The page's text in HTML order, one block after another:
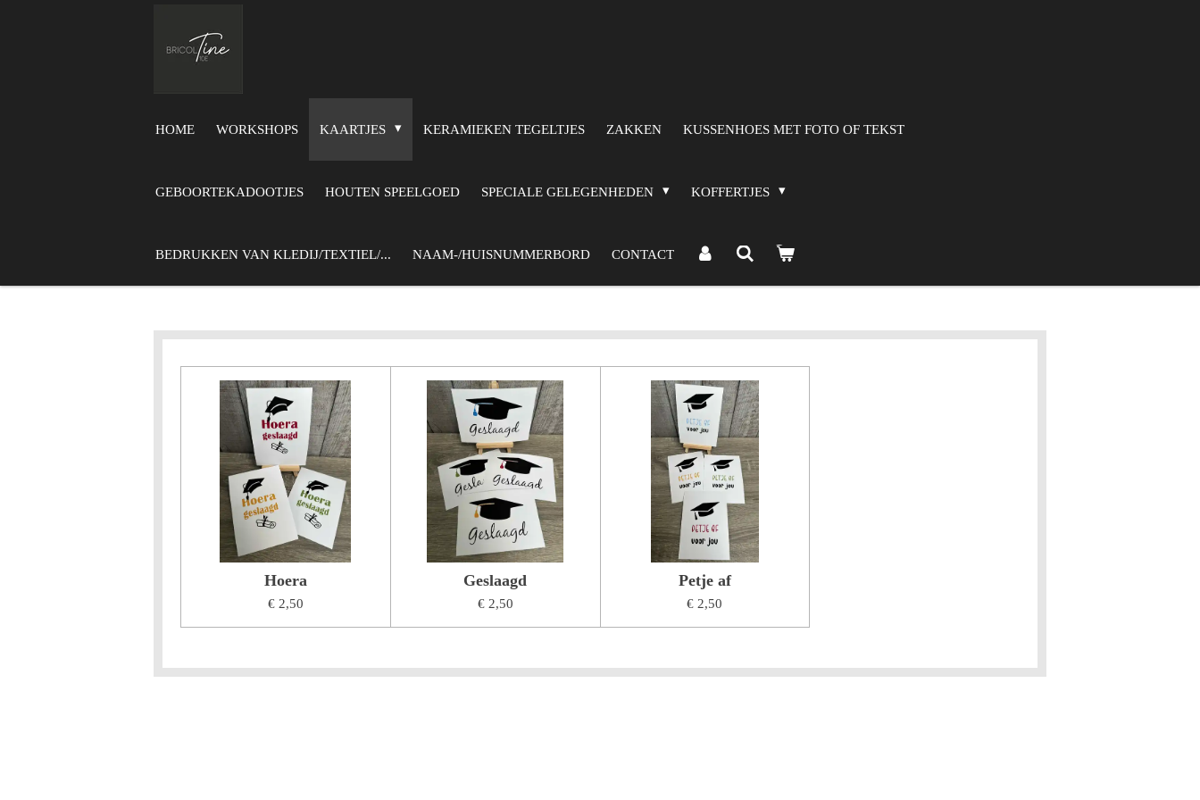
HOME WORKSHOPS KAARTJES KERAMIEKEN TEGELTJES ZAKKEN KUSSENHOES MET FOTO OF TEKST
GEBOORTEKADOOTJES HOUTEN SPEELGOED SPECIALE GELEGENHEDEN KOFFERTJES
BEDRUKKEN VAN KLEDIJ/TEXTIEL/... NAAM-/HUISNUMMERBORD CONTACT
Hoera
€ 2,50
Geslaagd
€ 2,50
Petje af
€ 2,50